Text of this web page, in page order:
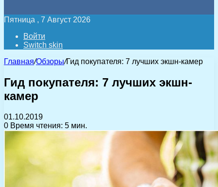
Пятница , 7 Август 2026
Войти
Switch skin
Главная/Обзоры/Гид покупателя: 7 лучших экшн-камер
Гид покупателя: 7 лучших экшн-
камер
01.10.2019
0 Время чтения: 5 мин.